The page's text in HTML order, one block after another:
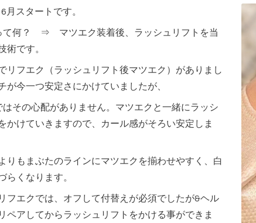
月スタートです。
て何？ ⇒ マツエク装着後、ラッシュリフトを当
術です。
リフエク（ラッシュリフト後マツエク）がありまし
が今一つ安定さにかけていましたが、
はその心配がありません。マツエクと一緒にラッシ
かけていきますので、カール感がそろい安定しま
りもまぶたのラインにマツエクを揃わせやすく、白
らくなります。
フエクでは、オフして付替えが必須でしたが&ヘル
ペアしてからラッシュリフトをかける事ができま